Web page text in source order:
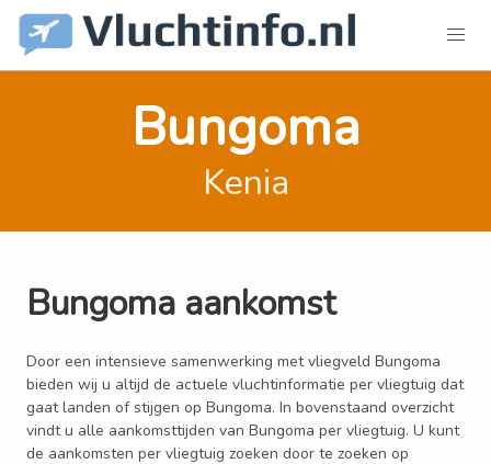
Bungoma
Kenia
Bungoma aankomst
Door een intensieve samenwerking met vliegveld Bungoma
bieden wij u altijd de actuele vluchtinformatie per vliegtuig dat
gaat landen of stijgen op Bungoma. In bovenstaand overzicht
vindt u alle aankomsttijden van Bungoma per vliegtuig. U kunt
de aankomsten per vliegtuig zoeken door te zoeken op